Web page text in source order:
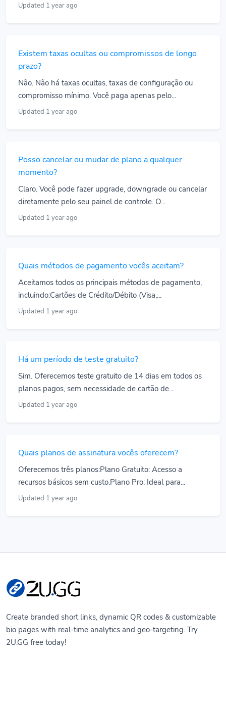
Updated 1 year ago
Existem taxas ocultas ou compromissos de longo
prazo?
Não. Não há taxas ocultas, taxas de configuração ou
compromisso mínimo. Você paga apenas pelo...
Updated 1 year ago
Posso cancelar ou mudar de plano a qualquer
momento?
Claro. Você pode fazer upgrade, downgrade ou cancelar
diretamente pelo seu painel de controle. O...
Updated 1 year ago
Quais métodos de pagamento vocês aceitam?
Aceitamos todos os principais métodos de pagamento,
incluindo:Cartões de Crédito/Débito (Visa,...
Updated 1 year ago
Há um período de teste gratuito?
Sim. Oferecemos teste gratuito de 14 dias em todos os
planos pagos, sem necessidade de cartão de...
Updated 1 year ago
Quais planos de assinatura vocês oferecem?
Oferecemos três planos:Plano Gratuito: Acesso a
recursos básicos sem custo.Plano Pro: Ideal para...
Updated 1 year ago
Create branded short links, dynamic QR codes & customizable
bio pages with real-time analytics and geo-targeting. Try
2U.GG free today!